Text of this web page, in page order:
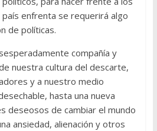
enfrenta se requerirá algo
de políticas.
compañía y
nuestra cultura del descarte,
y a nuestro medio
hasta una nueva
deseosos de cambiar el mundo
ansiedad, alienación y otros